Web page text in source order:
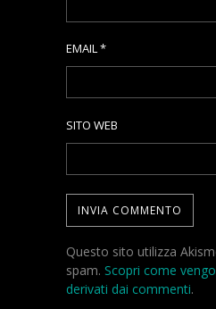
EMAIL*
SITO WEB
Questo sito utilizza
spam. Scopri come
derivati dai commenti.